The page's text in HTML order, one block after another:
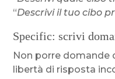
“Descrivi il tuo cibo
Specific: scrivi
Non porre domande
libertà di risposta